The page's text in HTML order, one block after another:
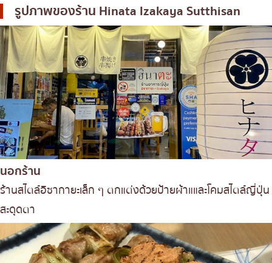
รูปภาพของร้าน Hinata Izakaya Sutthisan
นอกร้าน
ร้านสไตล์อิซากายะเล็ก ๆ ตกแต่งด้วยป้ายผ้าแและโคมสไตล์ญี่ปุ่น
สะดุดตา